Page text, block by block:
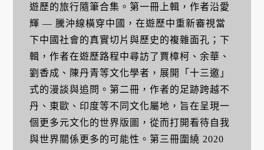
遊歷的旅行隨筆合集。第一冊上輯，作者沿愛
輝 — 騰沖線橫穿中國，在遊歷中重新審視當
下中國社會的真實切片與歷史的複雜面孔；下
輯，作者在遊歷路程中尋訪了賈樟柯、余華、
劉香成、陳丹青等文化學者，展開「十三邀」
式的漫談與追問。第二冊，作者的足跡跨越不
丹、東歐、印度等不同文化屬地，旨在呈現一
個更多元文化的世界版圖，從而打開看待自我
與世界關係更多的可能性。第三冊圍繞 2020